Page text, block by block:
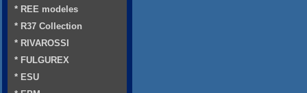
* REE modeles
* R37 Collection
* RIVAROSSI
* FULGUREX
* ESU